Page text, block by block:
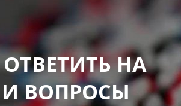
НА
ВОПРОСЫ